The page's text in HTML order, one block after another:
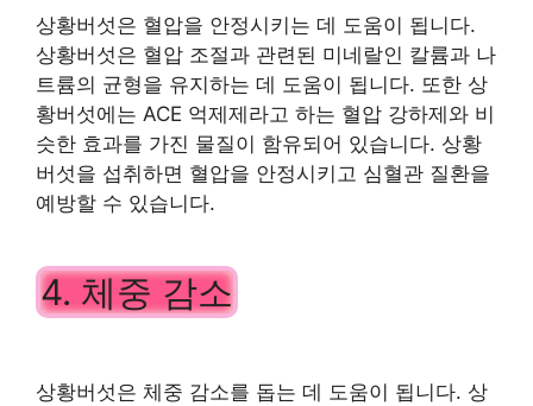
상황버섯은 혈압을 안정시키는 데 도움이 됩니다.
상황버섯은 혈압 조절과 관련된 미네랄인 칼륨과 나
트륨의 균형을 유지하는 데 도움이 됩니다. 또한 상
황버섯에는 ACE 억제제라고 하는 혈압 강하제와 비
슷한 효과를 가진 물질이 함유되어 있습니다. 상황
버섯을 섭취하면 혈압을 안정시키고 심혈관 질환을
예방할 수 있습니다.
4. 체중 감소
상황버섯은 체중 감소를 돕는 데 도움이 됩니다. 상